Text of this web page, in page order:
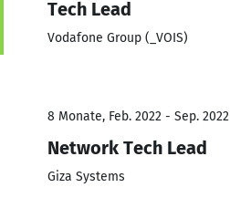
Tech Lead
Vodafone Group (_VOIS)
8 Monate, Feb. 2022 - Sep. 2022
Network Tech Lead
Giza Systems